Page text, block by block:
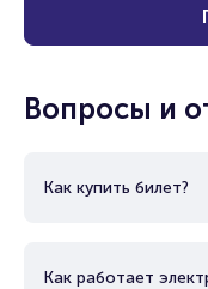
Вопросы и
Как купить билет?
Как работает